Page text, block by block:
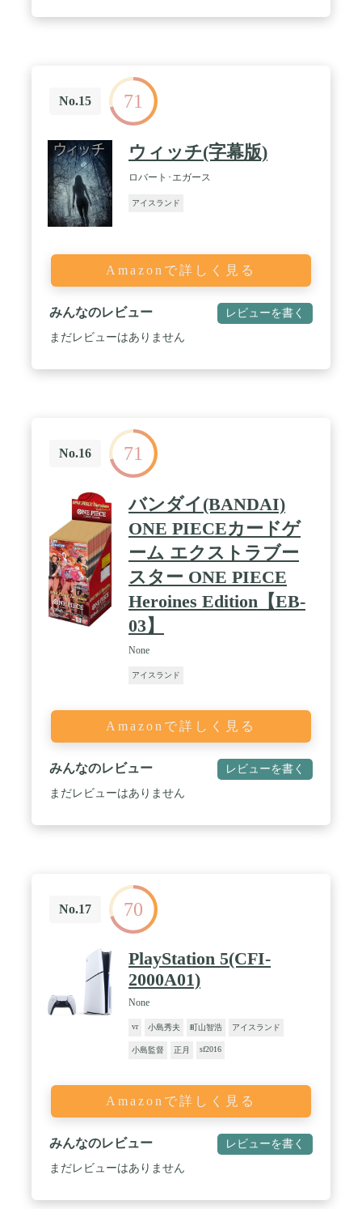
No.15 71
ウィッチ(字幕版)
ロバート･エガース
アイスランド
Amazonで詳しく見る
みんなのレビュー レビューを書く
まだレビューはありません
No.16 71
バンダイ(BANDAI)
ONE PIECEカードゲ
ーム エクストラブー
スター ONE PIECE
Heroines Edition【EB-
03】
None
アイスランド
Amazonで詳しく見る
みんなのレビュー レビューを書く
まだレビューはありません
No.17 70
PlayStation 5(CFI-
2000A01)
None
vr 小島秀夫 町山智浩 アイスランド
小島監督 正月 sf2016
Amazonで詳しく見る
みんなのレビュー レビューを書く
まだレビューはありません